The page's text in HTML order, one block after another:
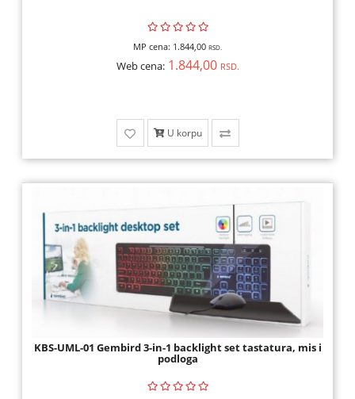
MP cena: 1.844,00 RSD.
Web cena: 1.844,00 RSD.
U korpu
KBS-UML-01 Gembird 3-in-1 backlight set tastatura, mis i
podloga